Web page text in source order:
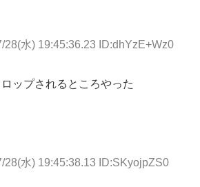
28(水) 19:45:36.23 ID:dhYzE+Wz0
ップされるところやった
28(水) 19:45:38.13 ID:SKyojpZS0